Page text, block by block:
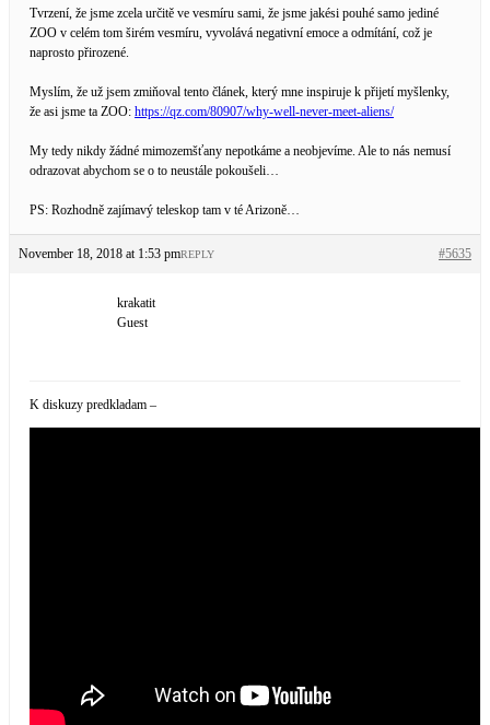
Tvrzení, že jsme zcela určitě ve vesmíru sami, že jsme jakési pouhé samo jediné
ZOO v celém tom širém vesmíru, vyvolává negativní emoce a odmítání, což je
naprosto přirozené.
Myslím, že už jsem zmiňoval tento článek, který mne inspiruje k přijetí myšlenky,
že asi jsme ta ZOO: https://qz.com/80907/why-well-never-meet-aliens/
My tedy nikdy žádné mimozemšťany nepotkáme a neobjevíme. Ale to nás nemusí
odrazovat abychom se o to neustále pokoušeli…
PS: Rozhodně zajímavý teleskop tam v té Arizoně…
November 18, 2018 at 1:53 pm #5635
REPLY
krakatit
Guest
K diskuzy predkladam –